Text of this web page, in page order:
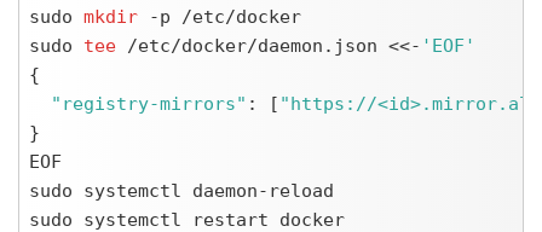
sudo mkdir -p /etc/docker
sudo tee /etc/docker/daemon.json <<- 'EOF'
{
"registry-mirrors" : [ "https://
}
EOF
sudo systemctl daemon-reload
sudo systemctl restart docker